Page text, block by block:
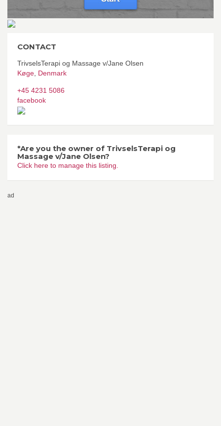
CONTACT
TrivselsTerapi og Massage v/Jane Olsen
Køge Denmark
+45 4231 5086
facebook
*Are you the owner of TrivselsTerapi og
Massage v/Jane Olsen?
Click here to manage this listing.
ad